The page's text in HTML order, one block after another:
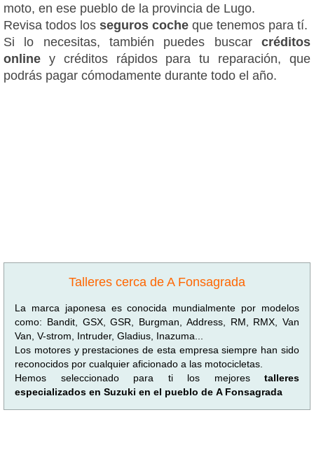
moto, en ese pueblo de la provincia de Lugo.
Revisa todos los seguros coche que tenemos para tí.
Si lo necesitas, también puedes buscar créditos
online y créditos rápidos para tu reparación, que
podrás pagar cómodamente durante todo el año.
Talleres cerca de A Fonsagrada
La marca japonesa es conocida mundialmente por modelos
como: Bandit, GSX, GSR, Burgman, Address, RM, RMX, Van
Van, V-strom, Intruder, Gladius, Inazuma...
Los motores y prestaciones de esta empresa siempre han sido
reconocidos por cualquier aficionado a las motocicletas.
Hemos seleccionado para ti los mejores talleres
especializados en Suzuki en el pueblo de A Fonsagrada